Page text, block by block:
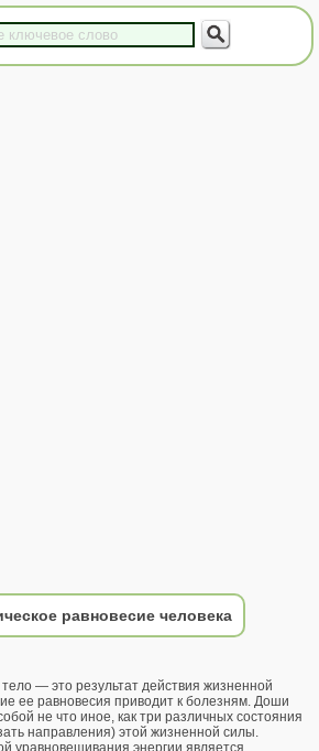
равновесие человека
— это результат действия жизненной
ее равновесия приводит к болезням. Доши
не что иное, как три различных состояния
направления) этой жизненной силы.
уравновешивания энергии является